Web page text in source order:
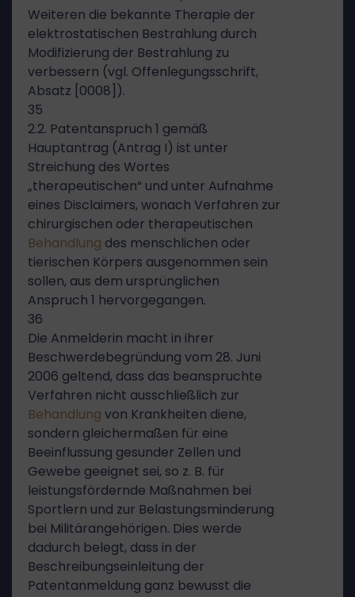
Weiteren die bekannte Therapie der
elektrostatischen Bestrahlung durch
Modifizierung der Bestrahlung zu
verbessern (vgl. Offenlegungsschrift,
Absatz [0008]).
35
2.2. Patentanspruch 1 gemäß
Hauptantrag (Antrag I) ist unter
Streichung des Wortes
„therapeutischen“ und unter Aufnahme
eines Disclaimers, wonach Verfahren zur
chirurgischen oder therapeutischen
Behandlung des menschlichen oder
tierischen Körpers ausgenommen sein
sollen, aus dem ursprünglichen
Anspruch 1 hervorgegangen.
36
Die Anmelderin macht in ihrer
Beschwerdebegründung vom 28. Juni
2006 geltend, dass das beanspruchte
Verfahren nicht ausschließlich zur
Behandlung von Krankheiten diene,
sondern gleichermaßen für eine
Beeinflussung gesunder Zellen und
Gewebe geeignet sei, so z. B. für
leistungsfördernde Maßnahmen bei
Sportlern und zur Belastungsminderung
bei Militärangehörigen. Dies werde
dadurch belegt, dass in der
Beschreibungseinleitung der
Patentanmeldung ganz bewusst die